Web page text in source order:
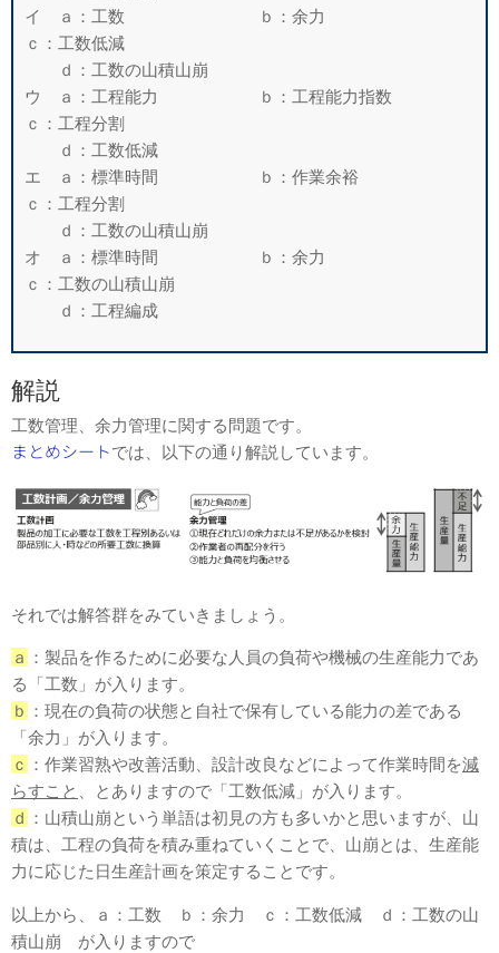
イ ａ：工数 ｂ：余力
ｃ：工数低減
ｄ：工数の山積山崩
ウ ａ：工程能力 ｂ：工程能力指数
ｃ：工程分割
ｄ：工数低減
エ ａ：標準時間 ｂ：作業余裕
ｃ：工程分割
ｄ：工数の山積山崩
オ ａ：標準時間 ｂ：余力
ｃ：工数の山積山崩
ｄ：工程編成
解説
工数管理、余力管理に関する問題です。
まとめシートでは、以下の通り解説しています。
それでは解答群をみていきましょう。
ａ ：製品を作るために必要な⼈員の負荷や機械の⽣産能⼒であ
る「工数」が入ります。
ｂ ：現在の負荷の状態と⾃社で保有している能⼒の差である
「余⼒」が入ります。
ｃ ：作業習熟や改善活動、設計改良などによって作業時間を減
らすこと
、とありますので「工数低減」が入ります。
ｄ ：山積山崩という単語は初見の方も多いかと思いますが、 山
積は、工程の負荷を積み重ねていくことで、 山崩とは、生産能
力に応じた日生産計画を策定することです。
以上から、ａ：工数 ｂ：余力 ｃ：工数低減 ｄ：工数の山
積山崩 が入りますので